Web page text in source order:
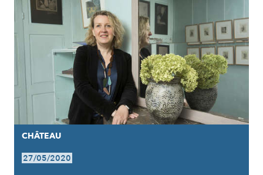
CHÂTEAU
27/05/2020